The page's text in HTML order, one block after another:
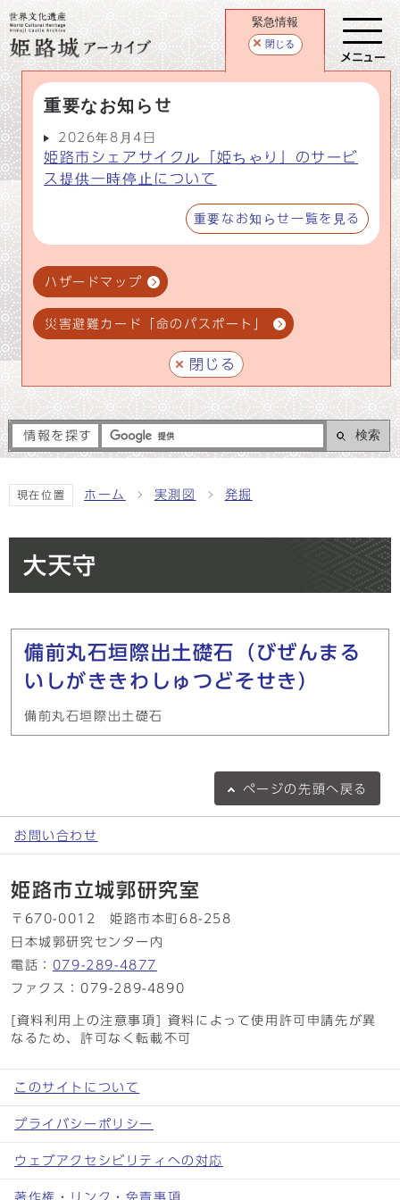
緊急情報
閉じる
重要なお知らせ
2026年8月4日
姫路市シェアサイクル「姫ちゃり」のサービ
ス提供一時停止について
重要なお知らせ一覧を見る
ハザードマップ
災害避難カード「命のパスポート」
閉じる
メニュー
情報を探す 検索
現在位置 ホーム 実測図 発掘
大天守
メインメニュー
備前丸石垣際出土礎石（びぜんまる
いしがききわしゅつどそせき）
備前丸石垣際出土礎石
ページの 先頭へ戻る
お問い合わせ
姫路市立城郭研究室
〒670-0012 姫路市本町68-258
日本城郭研究センター内
電話： 079-289-4877
ファクス：079-289-4890
[資料利用上の注意事項] 資料によって使用許可申請先が異
なるため、許可なく転載不可
このサイトについて
プライバシーポリシー
ウェブアクセシビリティへの対応
著作権・リンク・免責事項